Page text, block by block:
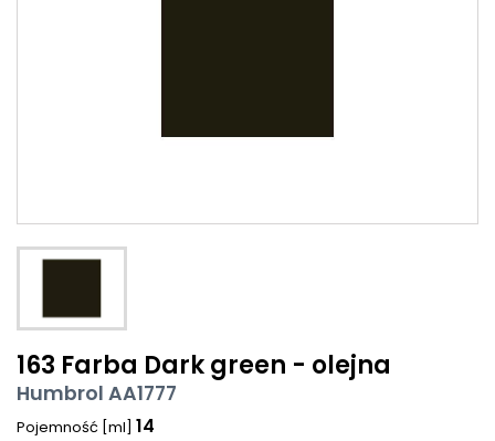
163 Farba Dark green - olejna
Humbrol AA1777
Pojemność [ml] 14